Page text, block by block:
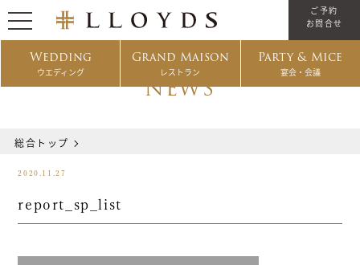
Wedding
ウエディング
Grand Maison
レストラン
Party & Mice
宴会・会議
ご予約
お問合せ
NEWS
総合トップ
2020.11.27
report_sp_list